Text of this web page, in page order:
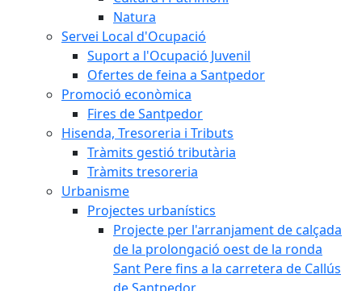
Natura
Servei Local d'Ocupació
Suport a l'Ocupació Juvenil
Ofertes de feina a Santpedor
Promoció econòmica
Fires de Santpedor
Hisenda, Tresoreria i Tributs
Tràmits gestió tributària
Tràmits tresoreria
Urbanisme
Projectes urbanístics
Projecte per l'arranjament de calçada
de la prolongació oest de la ronda
Sant Pere fins a la carretera de Callús